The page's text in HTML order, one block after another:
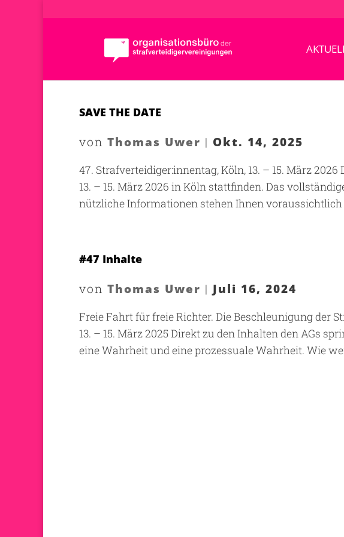
SAVE THE DATE
von Thomas Uwer | Okt. 14, 2025
47. Strafverteidiger:innentag, Köln, 13. – 15. März
13. – 15. März 2026 in Köln stattfinden. Das
nützliche Informationen stehen Ihnen voraussichtlich
#47 Inhalte
von Thomas Uwer | Juli 16, 2024
Freie Fahrt für freie Richter. Die Beschleunigung der
13. – 15. März 2025 Direkt zu den Inhalten den AGs
eine Wahrheit und eine prozessuale Wahrheit. Wie